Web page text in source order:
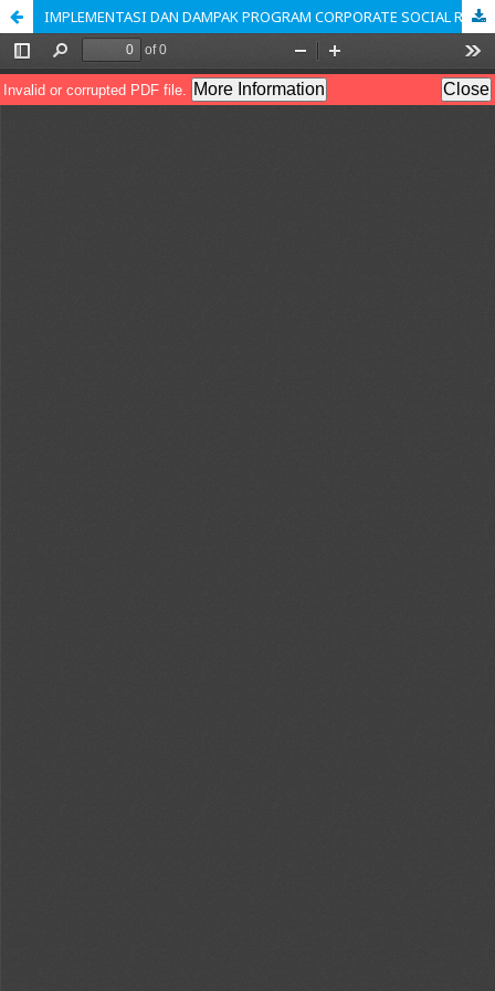
IMPLEMENTASI DAN DAMPAK PROGRAM CORPORATE SOCIAL RESPONSIBILITY BRI PESAT TERHADAP HARGA KIOS LOS DAN TOKO DALAM UPAYA PEMBERDAYAAN PASAR SEHAT CILEUNYI